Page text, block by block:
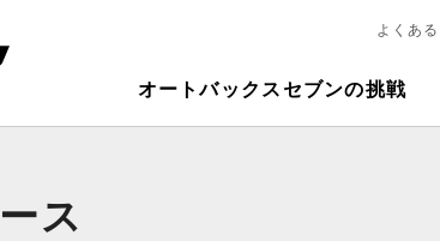
ス
よくあ
オートバックスセブンの挑戦